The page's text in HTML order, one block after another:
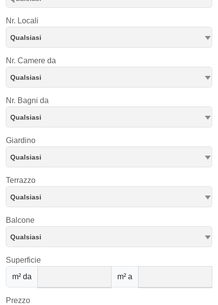
Nr. Locali
Qualsiasi
Nr. Camere da
Qualsiasi
Nr. Bagni da
Qualsiasi
Giardino
Qualsiasi
Terrazzo
Qualsiasi
Balcone
Qualsiasi
Superficie
m² da
m² a
Prezzo